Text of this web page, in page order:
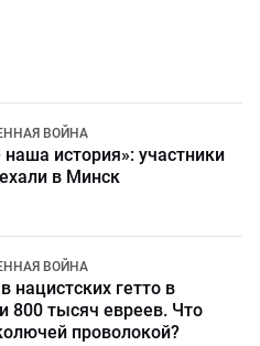
ВОЙНА
история»: участники
в Минск
ВОЙНА
нацистских гетто в
800 тысяч евреев. Что
проволокой?